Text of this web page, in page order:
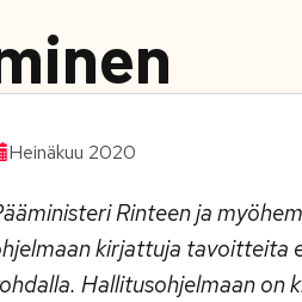
Heinäkuu 2020
Rinteen ja
kirjattuja tavoitteita
Hallitusohjelmaan on